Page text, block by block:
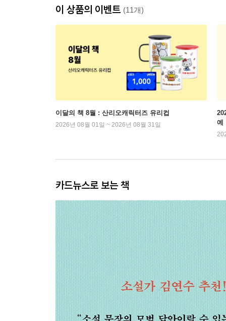
이 상품의 이벤트 (11개)
이달의 책 8월 : 산리오캐릭터즈 유리컵
2026년 08월 01일 ~ 2026년 08월 31일
예
카드뉴스로 보는 책